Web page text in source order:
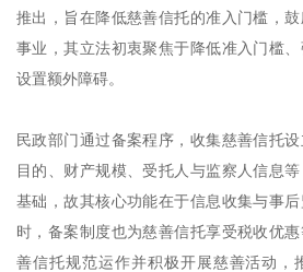
推出，旨在降低慈善信托的准入门槛，
事业，其立法初衷聚焦于降低准入门槛
设置额外障碍。
民政部门通过备案程序，收集慈善信托
目的、财产规模、受托人与监察人信息
基础，故其核心功能在于信息收集与事
时，备案制度也为慈善信托享受税收优
善信托规范运作并积极开展慈善活动，